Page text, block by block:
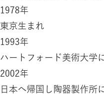
1978年
東京生まれ
1993年
ハートフォード美術大学
2002年
日本へ帰国し陶器製作所